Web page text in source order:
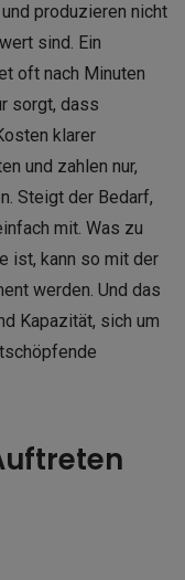
produzieren nicht
sind. Ein
oft nach Minuten
sorgt, dass
klarer
und zahlen nur,
Steigt der Bedarf,
mit. Was zu
ist, kann so mit der
werden. Und das
Kapazität, sich um